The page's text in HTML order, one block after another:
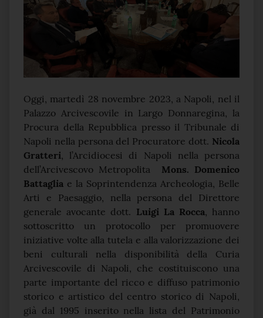
Oggi, martedì 28 novembre 2023, a Napoli, nel il
Palazzo Arcivescovile in Largo Donnaregina, la
Procura della Repubblica presso il Tribunale di
Napoli nella persona del Procuratore dott. Nicola
Gratteri, l’Arcidiocesi di Napoli nella persona
dell’Arcivescovo Metropolita Mons. Domenico
Battaglia e la Soprintendenza Archeologia, Belle
Arti e Paesaggio, nella persona del Direttore
generale avocante dott. Luigi La Rocca, hanno
sottoscritto un protocollo per promuovere
iniziative volte alla tutela e alla valorizzazione dei
beni culturali nella disponibilità della Curia
Arcivescovile di Napoli, che costituiscono una
parte importante del ricco e diffuso patrimonio
storico e artistico del centro storico di Napoli,
già dal 1995 inserito nella lista del Patrimonio